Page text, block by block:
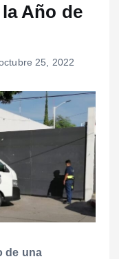
Año de
25, 2022
de una